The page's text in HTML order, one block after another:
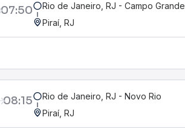
07:50
Rio de Janeiro, RJ - Campo Grande
Piraí, RJ
08:15
Rio de Janeiro, RJ - Novo Rio
Piraí, RJ